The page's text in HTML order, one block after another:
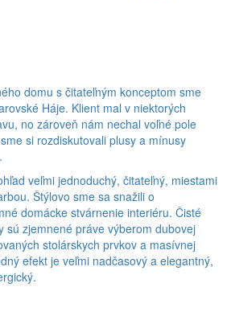
domu s čitateľným konceptom sme
Háje. Klient mal v niektorých
no zároveň nám nechal voľné pole
si rozdiskutovali plusy a mínusy
veľmi jednoduchý, čitateľný, miestami
Štýlovo sme sa snažili o
domácke stvárnenie interiéru. Čisté
sú zjemnené práve výberom dubovej
stolárskych prvkov a masívnej
efekt je veľmi nadčasový a elegantný,